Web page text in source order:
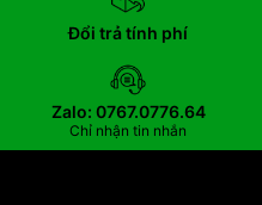
Đổi trả tính phí
Zalo: 0767.0776.64
Chỉ nhận tin nhắn